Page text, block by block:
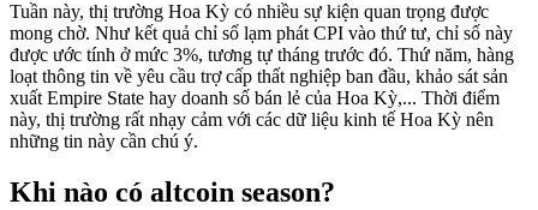
Tuần này, thị trường Hoa Kỳ có nhiều sự kiện quan trọng được
mong chờ. Như kết quả chỉ số lạm phát CPI vào thứ tư, chỉ số này
được ước tính ở mức 3%, tương tự tháng trước đó. Thứ năm, hàng
loạt thông tin về yêu cầu trợ cấp thất nghiệp ban đầu, khảo sát sản
xuất Empire State hay doanh số bán lẻ của Hoa Kỳ,... Thời điểm
này, thị trường rất nhạy cảm với các dữ liệu kinh tế Hoa Kỳ nên
những tin này cần chú ý.
Khi nào có altcoin season?